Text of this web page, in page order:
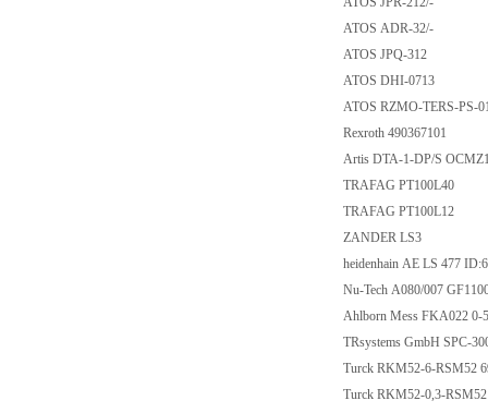
ATOS ADR-32/-
ATOS JPQ-312
ATOS DHI-0713
ATOS RZMO-TERS-
Rexroth 490367101
Artis DTA-1-DP/S
TRAFAG
TRAFAG
ZANDER LS3
heidenhain AE LS 477
Nu-Tech A080/007
Ahlborn Mess
TRsystems GmbH
Turck RKM52-6-
Turck RKM52-0,3-